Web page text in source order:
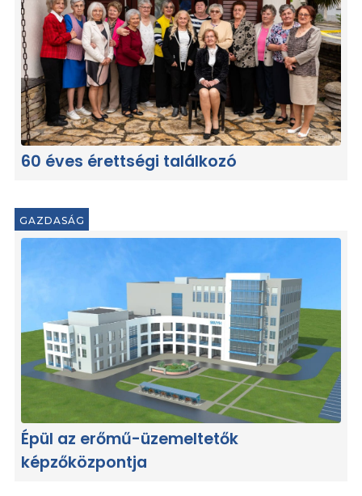
60 éves érettségi találkozó
GAZDASÁG
Épül az erőmű-üzemeltetők
képzőközpontja